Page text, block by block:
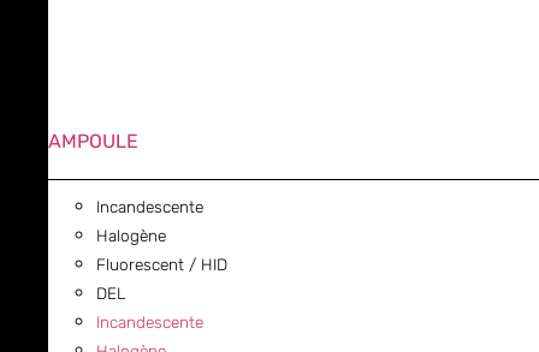
AMPOULE
Incandescente
Halogène
Fluorescent / HID
DEL
Incandescente